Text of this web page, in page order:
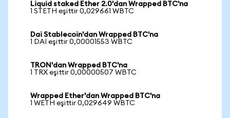
Liquid staked Ether 2.0'dan Wrapped BTC'na
1 STETH eşittir 0,029661 WBTC
Dai Stablecoin'dan Wrapped BTC'na
1 DAI eşittir 0,00001553 WBTC
TRON'dan Wrapped BTC'na
1 TRX eşittir 0,00000507 WBTC
Wrapped Ether'dan Wrapped BTC'na
1 WETH eşittir 0,029649 WBTC